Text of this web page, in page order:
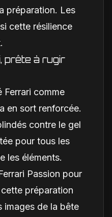
préparation. Les
cette résilience
prête à rugir
Ferrari comme
en sort renforcée.
contre le gel
pour tous les
les éléments.
Passion pour
préparation
images de la bête